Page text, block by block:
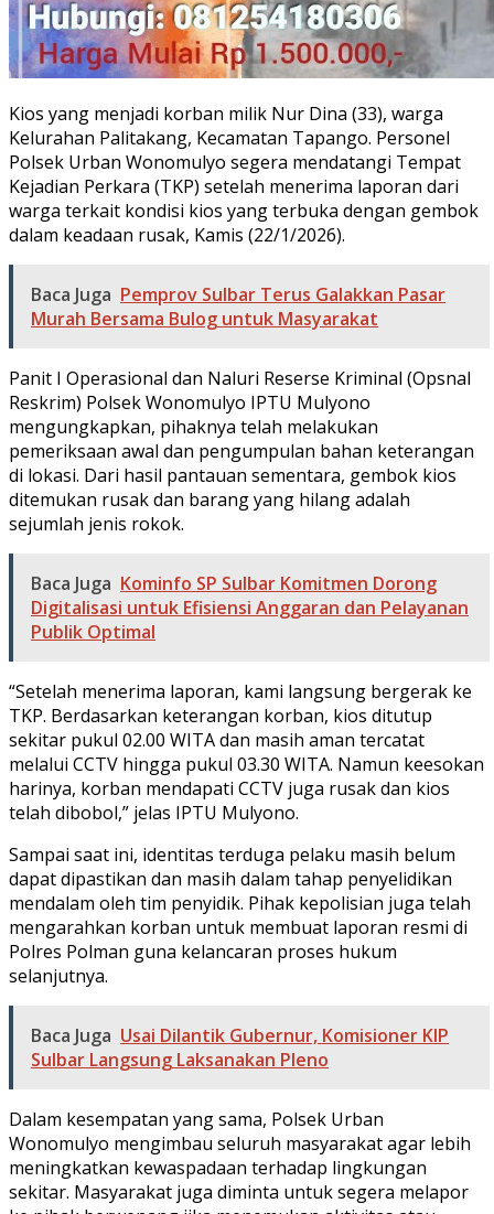
Kios yang menjadi korban milik Nur Dina (33), warga
Kelurahan Palitakang, Kecamatan Tapango. Personel
Polsek Urban Wonomulyo segera mendatangi Tempat
Kejadian Perkara (TKP) setelah menerima laporan dari
warga terkait kondisi kios yang terbuka dengan gembok
dalam keadaan rusak, Kamis (22/1/2026).
Baca Juga Pemprov Sulbar Terus Galakkan Pasar
Murah Bersama Bulog untuk Masyarakat
Panit I Operasional dan Naluri Reserse Kriminal (Opsnal
Reskrim) Polsek Wonomulyo IPTU Mulyono
mengungkapkan, pihaknya telah melakukan
pemeriksaan awal dan pengumpulan bahan keterangan
di lokasi. Dari hasil pantauan sementara, gembok kios
ditemukan rusak dan barang yang hilang adalah
sejumlah jenis rokok.
Baca Juga Kominfo SP Sulbar Komitmen Dorong
Digitalisasi untuk Efisiensi Anggaran dan Pelayanan
Publik Optimal
“Setelah menerima laporan, kami langsung bergerak ke
TKP. Berdasarkan keterangan korban, kios ditutup
sekitar pukul 02.00 WITA dan masih aman tercatat
melalui CCTV hingga pukul 03.30 WITA. Namun keesokan
harinya, korban mendapati CCTV juga rusak dan kios
telah dibobol,” jelas IPTU Mulyono.
Sampai saat ini, identitas terduga pelaku masih belum
dapat dipastikan dan masih dalam tahap penyelidikan
mendalam oleh tim penyidik. Pihak kepolisian juga telah
mengarahkan korban untuk membuat laporan resmi di
Polres Polman guna kelancaran proses hukum
selanjutnya.
Baca Juga Usai Dilantik Gubernur, Komisioner KIP
Sulbar Langsung Laksanakan Pleno
Dalam kesempatan yang sama, Polsek Urban
Wonomulyo mengimbau seluruh masyarakat agar lebih
meningkatkan kewaspadaan terhadap lingkungan
sekitar. Masyarakat juga diminta untuk segera melapor